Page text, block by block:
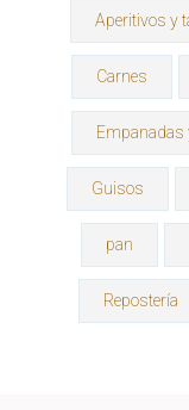
Aperitivos y
Carnes
Empanadas
Guisos
pan
Repostería